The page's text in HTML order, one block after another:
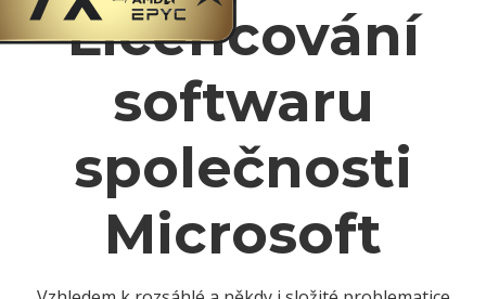
Licencování
softwaru
společnosti
Microsoft